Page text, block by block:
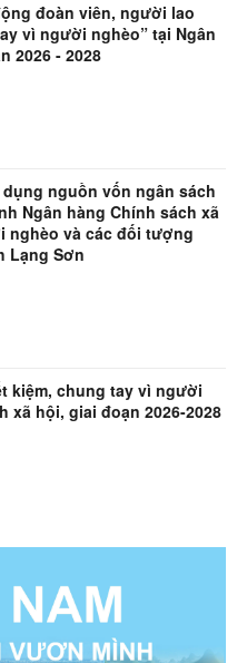
đoàn viên, người lao
vì người nghèo” tại Ngân
2026 - 2028
nguồn vốn ngân sách
Ngân hàng Chính sách xã
nghèo và các đối tượng
Lạng Sơn
kiệm, chung tay vì người
xã hội, giai đoạn 2026-2028